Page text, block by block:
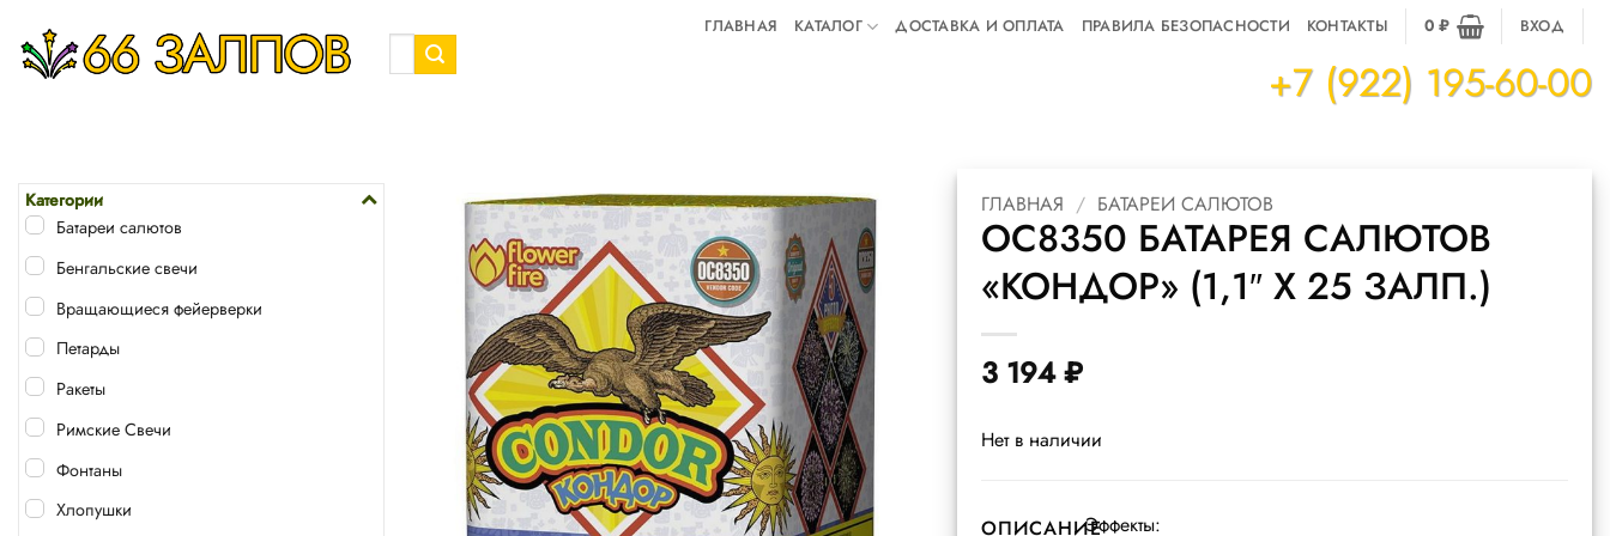
content
Искать:
ГЛАВНАЯ КАТАЛОГ ДОСТАВКА И ОПЛАТА ПРАВИЛА БЕЗОПАСНОСТИ КОНТАКТЫ 0₽ ВХОД
+7 (922) 195-60-00
Категории
Батареи салютов
Бенгальские свечи
Вращающиеся фейерверки
Петарды
Ракеты
Римские Свечи
Фонтаны
Хлопушки
ГЛАВНАЯ / БАТАРЕИ САЛЮТОВ
ОС8350 БАТАРЕЯ САЛЮТОВ
«КОНДОР» (1,1″ Х 25 ЗАЛП.)
3 194₽
Нет в наличии
ОПИСАНИЕЭффекты: